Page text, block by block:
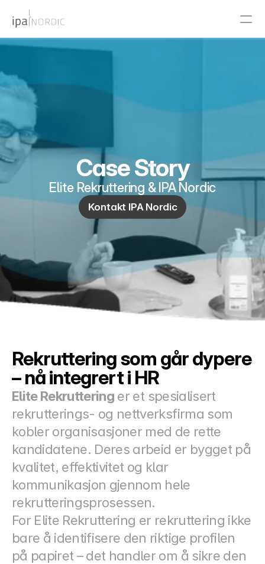
Design
Publish
RESOURCES
Docs
About
Join
Events
Experts
Priser
Select Language
Case Story
Elite Rekruttering & IPA Nordic
Kontakt IPA Nordic
Rekruttering som går dypere
– nå integrert i HR
Elite Rekruttering er et spesialisert
rekrutterings- og nettverksfirma som
kobler organisasjoner med de rette
kandidatene. Deres arbeid er bygget på
kvalitet, effektivitet og klar
kommunikasjon gjennom hele
rekrutteringsprosessen.
For Elite Rekruttering er rekruttering ikke
bare å identifisere den riktige profilen
på papiret – det handler om å sikre den